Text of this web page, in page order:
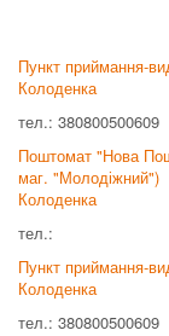
Пункт приймання-
Колоденка
тел.: 380800500609
Поштомат "Нова
маг. "Молодіжний")
Колоденка
тел.:
Пункт приймання-
Колоденка
тел.: 380800500609